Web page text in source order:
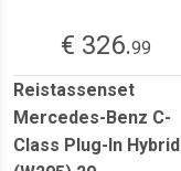
€ 326.99
Reistassenset
Mercedes-Benz C-
Class Plug-In Hybrid